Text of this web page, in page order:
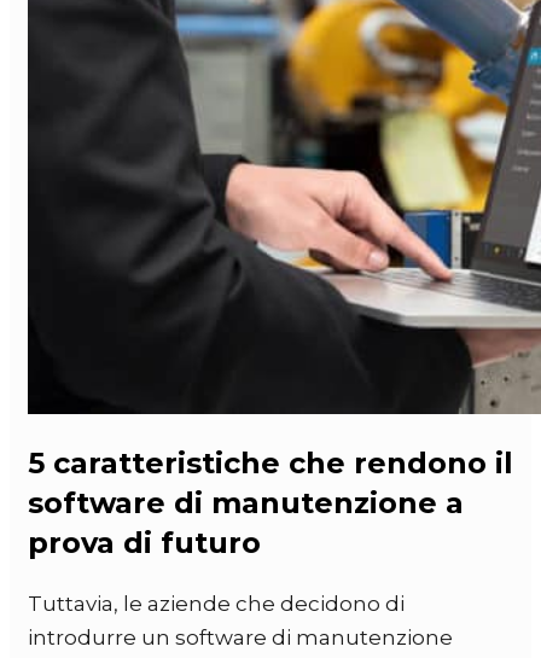
5 caratteristiche che rendono il
software di manutenzione a
prova di futuro
Tuttavia, le aziende che decidono di
introdurre un software di manutenzione